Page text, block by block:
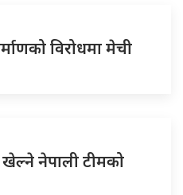
विरोधमा मेची
नेपाली टीमको